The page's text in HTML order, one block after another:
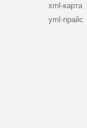
xml-карта
yml-прайс